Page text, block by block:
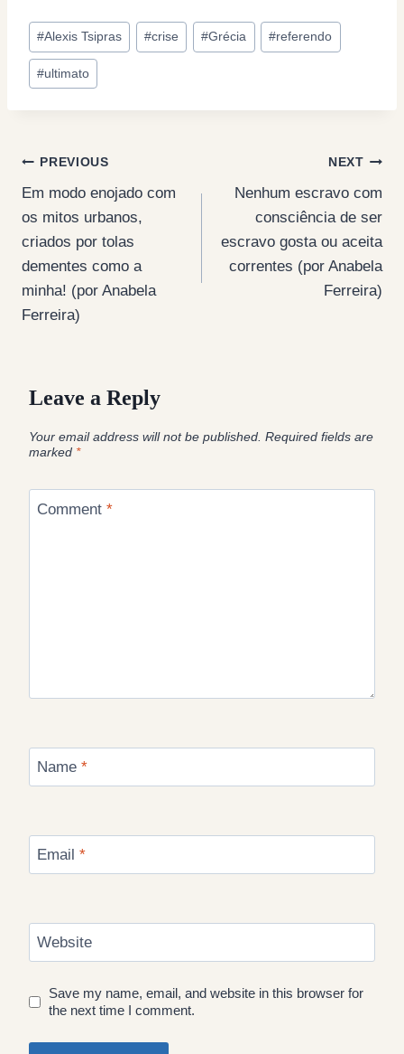
Post
Tags:
#Alexis Tsipras #crise #Grécia #referendo
#ultimato
Post
navigation
PREVIOUS
Em modo enojado com
os mitos urbanos,
criados por tolas
dementes como a
minha! (por Anabela
Ferreira)
NEXT
Nenhum escravo com
consciência de ser
escravo gosta ou aceita
correntes (por Anabela
Ferreira)
Leave a Reply
Your email address will not be published. Required fields are
marked *
Comment *
Name *
Email *
Website
Save my name, email, and website in this browser for
the next time I comment.